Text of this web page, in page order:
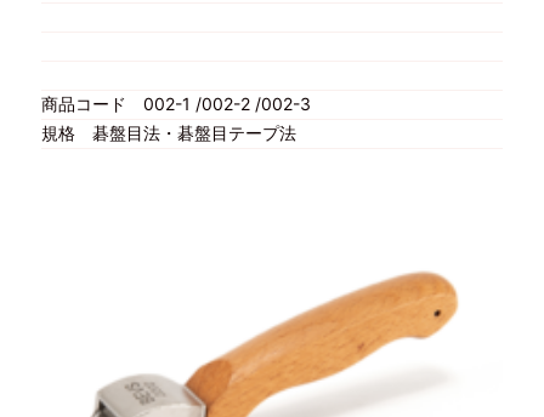
商品コード
002-1 /002-2 /002-3
規格
碁盤目法・碁盤目テープ法